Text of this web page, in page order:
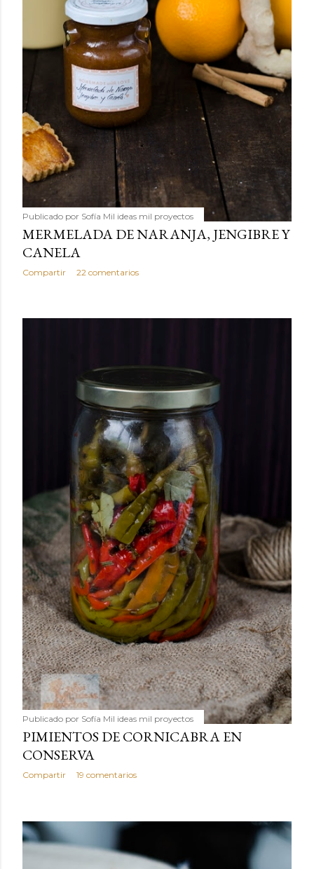
Publicado por Sofía Mil ideas mil proyectos
MERMELADA DE NARANJA, JENGIBRE Y
CANELA
Compartir 22 comentarios
Publicado por Sofía Mil ideas mil proyectos
PIMIENTOS DE CORNICABRA EN
CONSERVA
Compartir 19 comentarios